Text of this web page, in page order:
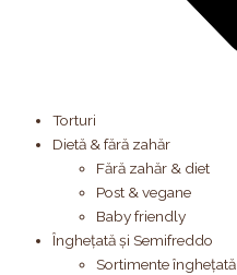
Torturi
Dietă & fără zahăr
Fără zahăr & diet
Post & vegane
Baby friendly
Înghețată și Semifreddo
Sortimente înghețată